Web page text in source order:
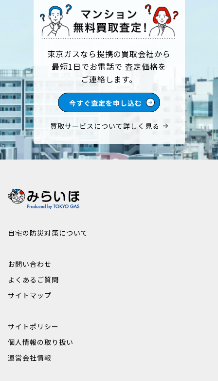
東京ガスなら提携の買取会社から
最短1日でお電話で 査定価格を
ご連絡します。
今すぐ査定を申し込む
買取サービスについて詳しく見る
自宅の防災対策について
お問い合わせ
よくあるご質問
サイトマップ
サイトポリシー
個人情報の取り扱い
運営会社情報